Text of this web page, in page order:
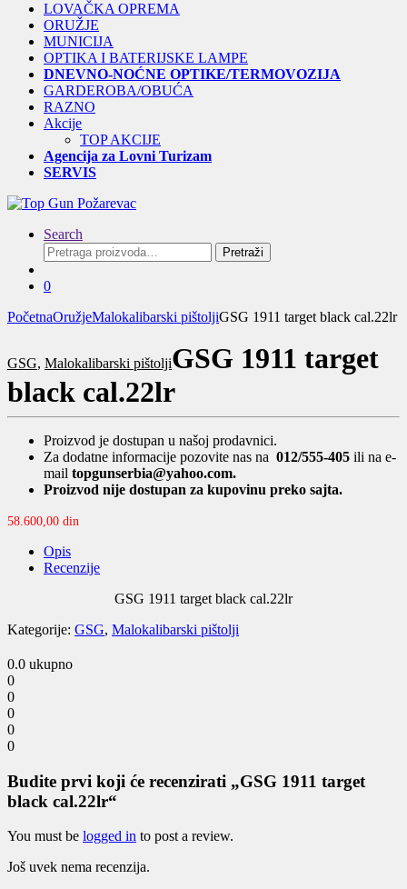
LOVAČKA OPREMA
ORUŽJE
MUNICIJA
OPTIKA I BATERIJSKE LAMPE
DNEVNO-NOĆNE OPTIKE/TERMOVOZIJA
GARDEROBA/OBUĆA
RAZNO
Akcije
TOP AKCIJE
Agencija za Lovni Turizam
SERVIS
Search
Pretraga
za:
Pretraži
0
PočetnaOružjeMalokalibarski pištoljiGSG 1911 target black cal.22lr
GSG, Malokalibarski pištoljiGSG 1911 target
black cal.22lr
Proizvod je dostupan u našoj prodavnici.
Za dodatne informacije pozovite nas na 012/555-405 ili na e-
mail topgunserbia@yahoo.com.
Proizvod nije dostupan za kupovinu preko sajta.
58.600,00 din
Opis
Recenzije
GSG 1911 target black cal.22lr
Kategorije: GSG, Malokalibarski pištolji
0.0 ukupno
0
0
0
0
0
Budite prvi koji će recenzirati „GSG 1911 target
black cal.22lr“
You must be logged in to post a review.
Još uvek nema recenzija.